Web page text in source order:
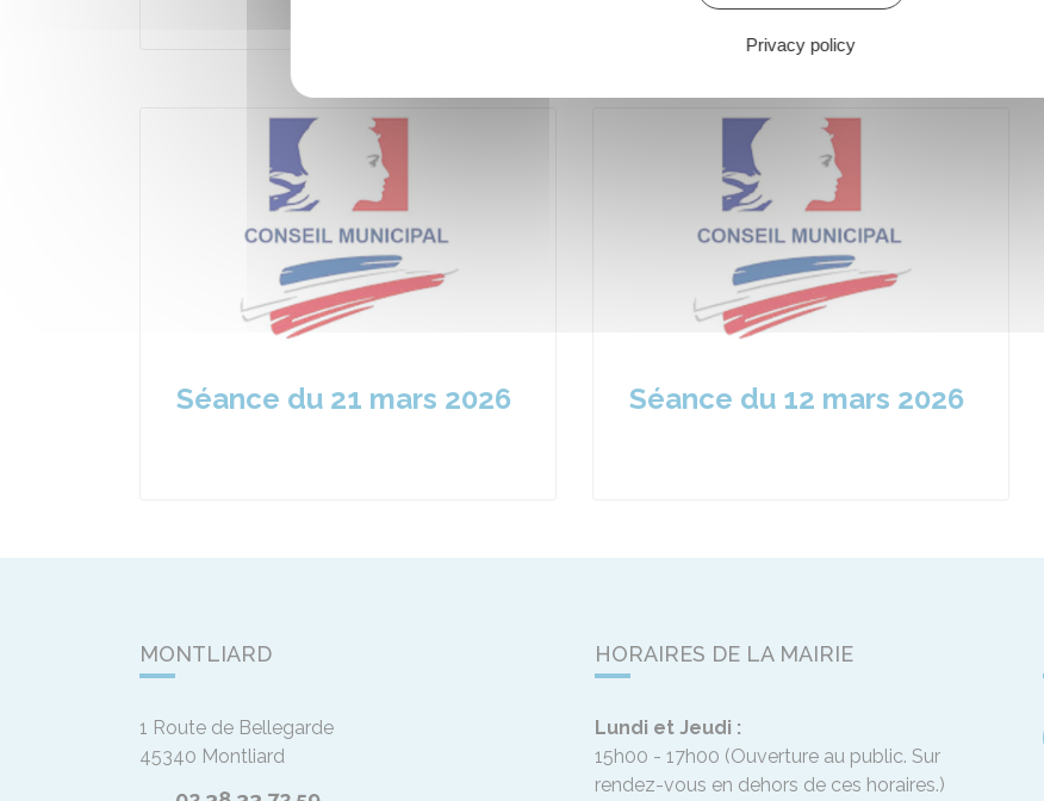
Séance du 21 mars 2026 Séance du 12 mars 2026
MONTLIARD
1 Route de Bellegarde
45340 Montliard
HORAIRES DE LA MAIRIE
Lundi et Jeudi :
15h00 - 17h00 (Ouverture au public. Sur
rendez-vous en dehors de ces horaires.)
Privacy policy